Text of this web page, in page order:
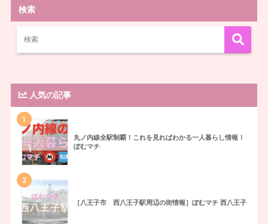
検索
人気の記事
1
丸ノ内線全駅制覇！これを見ればわかる一人暮らし情報！
ぽむマチ
2
［八王子市 西八王子駅周辺の街情報］ぽむマチ 西八王子